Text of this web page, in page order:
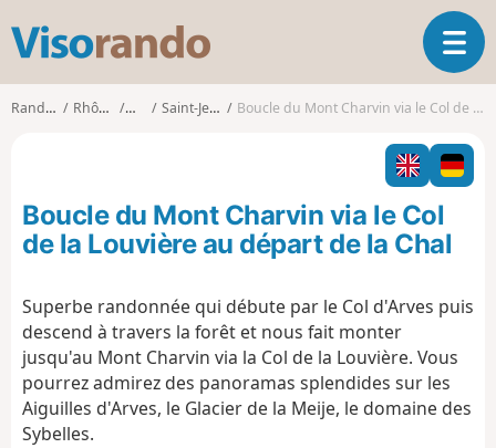
s
o
O
u
v
i
r
l
i
a
i
Randonnées Rhône-Alpes SavoieSaint-Jean-d'Arves Boucle du Mont Charvin via le Col de la Louvière au départ de la Chal
Boucle du Mont Charvin via le Col
de la Louvière au départ de la Chal
Superbe randonnée qui débute par le Col d'Arves puis
descend à travers la forêt et nous fait monter
jusqu'au Mont Charvin via la Col de la Louvière. Vous
pourrez admirez des panoramas splendides sur les
Aiguilles d'Arves, le Glacier de la Meije, le domaine des
Sybelles.